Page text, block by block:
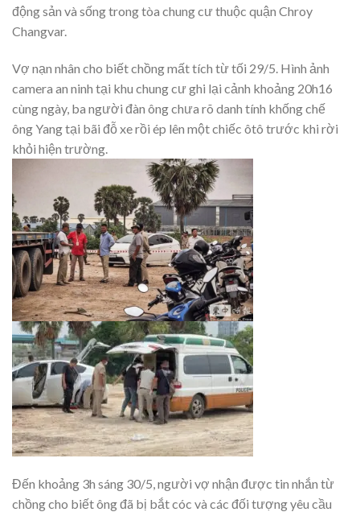
động sản và sống trong tòa chung cư thuộc quận Chroy
Changvar.
Vợ nạn nhân cho biết chồng mất tích từ tối 29/5. Hình ảnh
camera an ninh tại khu chung cư ghi lại cảnh khoảng 20h16
cùng ngày, ba người đàn ông chưa rõ danh tính khống chế
ông Yang tại bãi đỗ xe rồi ép lên một chiếc ôtô trước khi rời
khỏi hiện trường.
Đến khoảng 3h sáng 30/5, người vợ nhận được tin nhắn từ
chồng cho biết ông đã bị bắt cóc và các đối tượng yêu cầu